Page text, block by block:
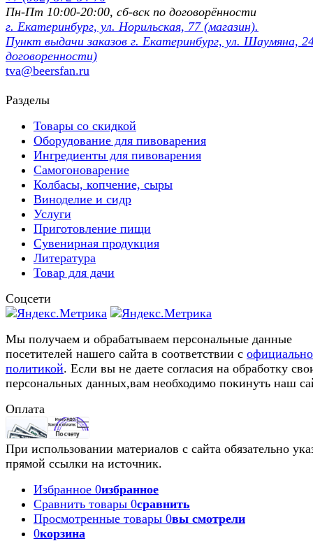
Пн-Пт 10:00-20:00, сб-вск по договорённости
г. Екатеринбург, ул. Норильская, 77 (магазин).
Пункт выдачи заказов г. Екатеринбург, ул. Шаумяна,
договоренности)
tva@beersfan.ru
Разделы
Товары со скидкой
Оборудование для пивоварения
Ингредиенты для пивоварения
Самогоноварение
Колбасы, копчение, сыры
Виноделие и сидр
Услуги
Приготовление пищи
Сувенирная продукция
Литература
Товар для дачи
Соцсети
Мы получаем и обрабатываем персональные данные
посетителей нашего сайта в соответствии с
политикой. Если вы не даете согласия на обработку
персональных данных,вам необходимо покинуть наш
Оплата
При использовании материалов с сайта обязательно
прямой ссылки на источник.
Избранное 0избранное
Сравнить товары 0сравнить
Просмотренные товары 0вы смотрели
0корзина